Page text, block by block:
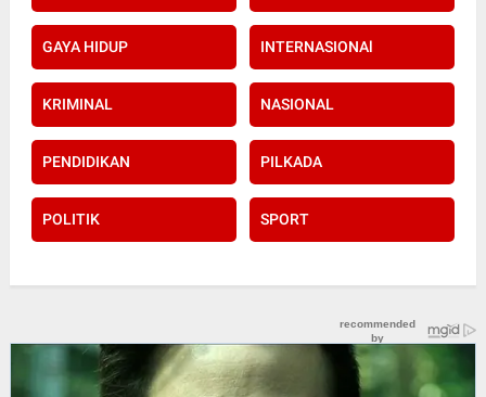
GAYA HIDUP INTERNASIONAl
KRIMINAL NASIONAL
PENDIDIKAN PILKADA
POLITIK SPORT